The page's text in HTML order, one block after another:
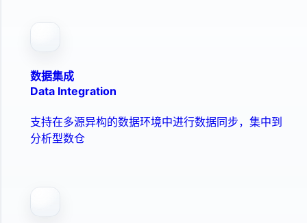
数据集成
Data Integration
支持在多源异构的数据环境中进行数据同步，集中到
分析型数仓